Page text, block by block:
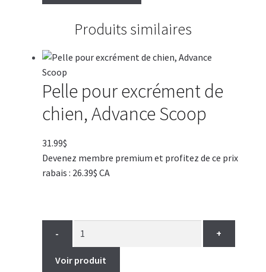
Produits similaires
Pelle pour excrément de
chien, Advance Scoop
31.99$
Devenez membre premium et profitez de ce prix
rabais : 26.39$ CA
- +
Voir produit